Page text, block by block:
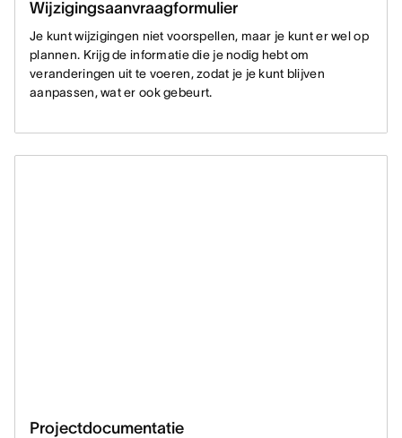
Wijzigingsaanvraagformulier
Je kunt wijzigingen niet voorspellen, maar je kunt er wel op
plannen. Krijg de informatie die je nodig hebt om
veranderingen uit te voeren, zodat je je kunt blijven
aanpassen, wat er ook gebeurt.
Projectdocumentatie